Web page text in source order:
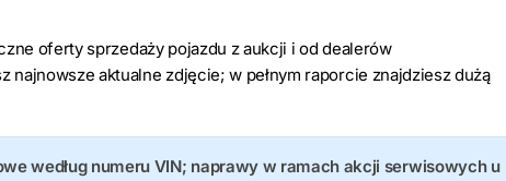
oferty sprzedaży pojazdu z aukcji i od dealerów
najnowsze aktualne zdjęcie; w pełnym raporcie znajdziesz dużą
według numeru VIN; naprawy w ramach akcji serwisowych u